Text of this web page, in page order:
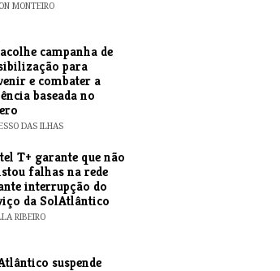
MONTEIRO
campanha de
para
e combater a
baseada no
DAS ILHAS
T+ garante que não
falhas na rede
interrupção do
da SolAtlântico
RIBEIRO
suspende